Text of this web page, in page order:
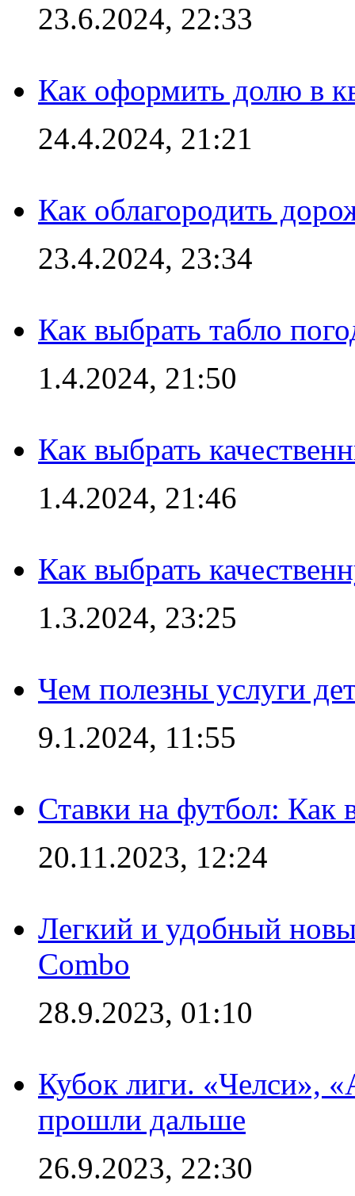
23.6.2024, 22:33
Как оформить долю в
24.4.2024, 21:21
Как облагородить
23.4.2024, 23:34
Как выбрать табло
1.4.2024, 21:50
Как выбрать
1.4.2024, 21:46
Как выбрать
1.3.2024, 23:25
Чем полезны услуги
9.1.2024, 11:55
Ставки на футбол: Как
20.11.2023, 12:24
Легкий и удобный
Combo
28.9.2023, 01:10
Кубок лиги. «Челси»,
прошли дальше
26.9.2023, 22:30